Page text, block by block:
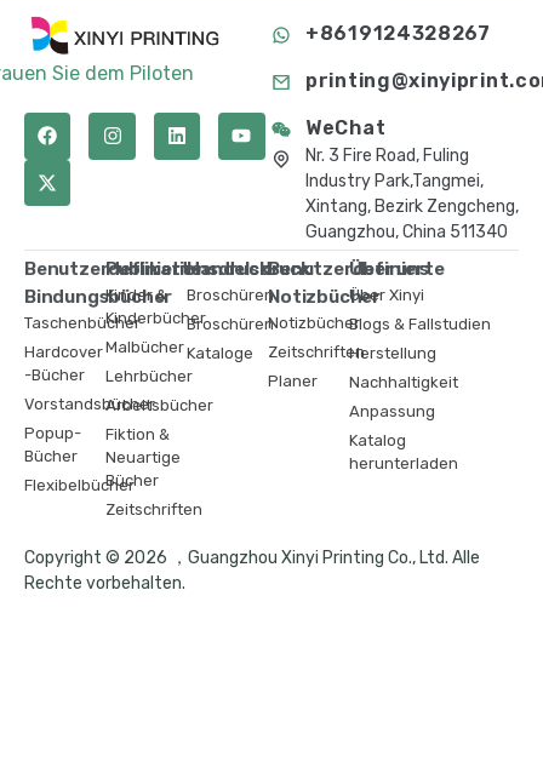
Sie dem Piloten
+8619124328267
WeChat
Nr. 3 Fire Road, Fuling
Industry Park,Tangmei,
Xintang, Bezirk Zengcheng,
Guangzhou, China 511340
Benutzerdefinierte
Bindungsbücher
Taschenbücher
Hardcover
-Bücher
Vorstandsbücher
Popup-
Bücher
Flexibelbücher
Publikationsdruck
Kinder &
Kinderbücher
Malbücher
Lehrbücher
Arbeitsbücher
Fiktion &
Neuartige
Bücher
Zeitschriften
Handelsdruck
Broschüren
Broschüren
Kataloge
Benutzerdefinierte
Notizbücher
Notizbücher
Zeitschriften
Planer
Über uns
Über Xinyi
Blogs & Fallstudien
Herstellung
Nachhaltigkeit
Anpassung
Katalog
herunterladen
Copyright © 2026 ，Guangzhou Xinyi Printing Co., Ltd. Alle
Rechte vorbehalten.